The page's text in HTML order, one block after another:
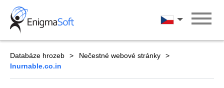
Skip
content
Čeština
Databáze hrozeb
Nečestné webové stránky
Inurnable.co.in